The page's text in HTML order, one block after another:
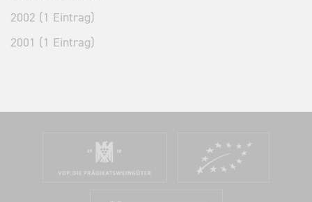
2002 (1 Eintrag)
2001 (1 Eintrag)